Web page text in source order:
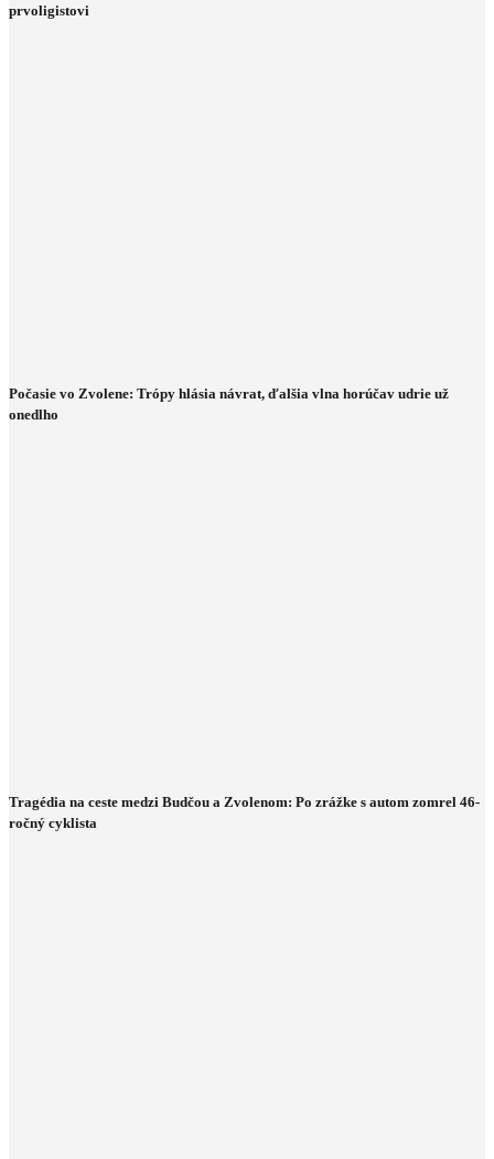
prvoligistovi
Počasie vo Zvolene: Trópy hlásia návrat, ďalšia vlna horúčav udrie už
onedlho
Tragédia na ceste medzi Budčou a Zvolenom: Po zrážke s autom zomrel 46-
ročný cyklista